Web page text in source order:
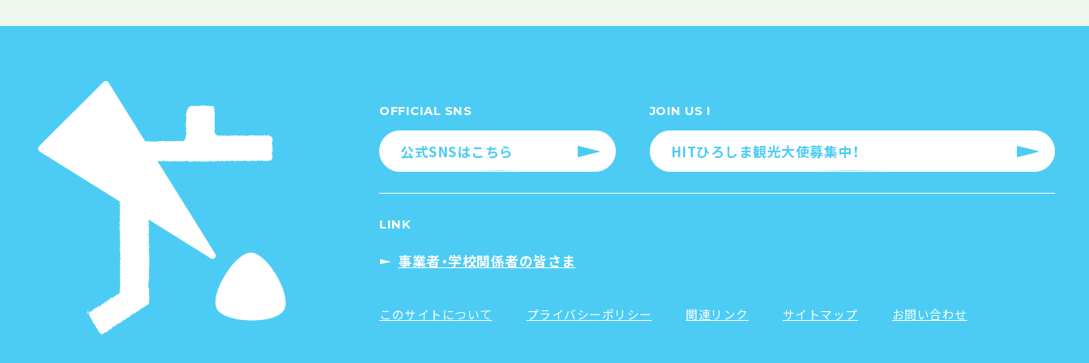
OFFICIAL SNS
公式SNSはこちら
JOIN US !
HITひろしま観光大使募集中！
LINK
事業者・学校関係者の皆さま
このサイトについて プライバシーポリシー 関連リンク サイトマップ お問い合わせ